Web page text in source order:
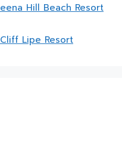
Hill Beach Resort
Lipe Resort